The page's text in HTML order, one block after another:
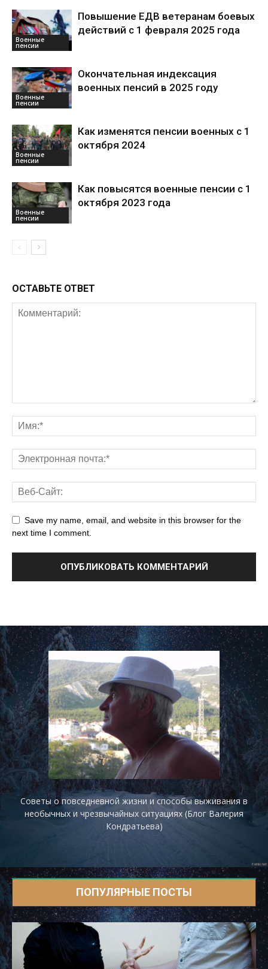
Военные
пенсии
Повышение ЕДВ ветеранам боевых
действий с 1 февраля 2025 года
Военные
пенсии
Окончательная индексация
военных пенсий в 2025 году
Военные
пенсии
Как изменятся пенсии военных с 1
октября 2024
Военные
пенсии
Как повысятся военные пенсии с 1
октября 2023 года
ОСТАВЬТЕ ОТВЕТ
Save my name, email, and website in this browser for the
next time I comment.
Советы о повседневной жизни и способы выживания в
необычных и чрезвычайных ситуациях (Блог Валерия
Кондратьева)
ПОПУЛЯРНЫЕ ПОСТЫ